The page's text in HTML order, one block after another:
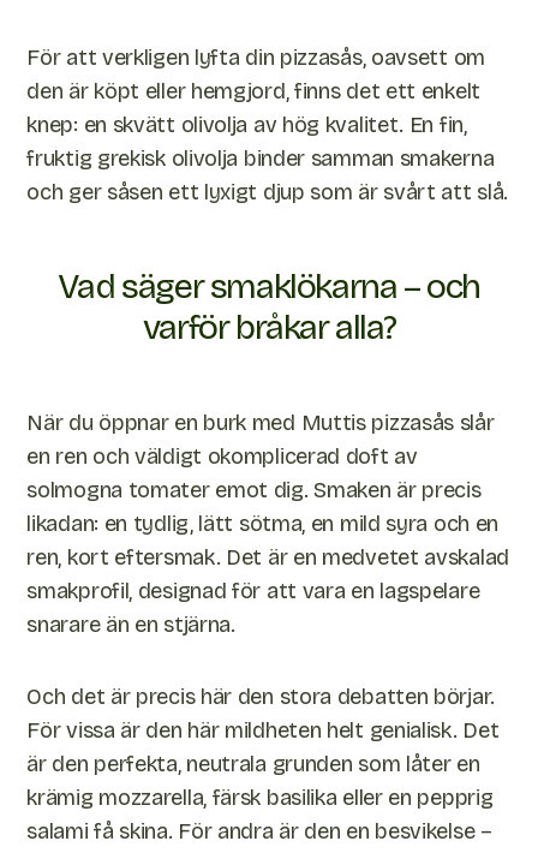
För att verkligen lyfta din pizzasås, oavsett om
den är köpt eller hemgjord, finns det ett enkelt
knep: en skvätt olivolja av hög kvalitet. En fin,
fruktig grekisk olivolja binder samman smakerna
och ger såsen ett lyxigt djup som är svårt att slå.
Vad säger smaklökarna – och
varför bråkar alla?
När du öppnar en burk med Muttis pizzasås slår
en ren och väldigt okomplicerad doft av
solmogna tomater emot dig. Smaken är precis
likadan: en tydlig, lätt sötma, en mild syra och en
ren, kort eftersmak. Det är en medvetet avskalad
smakprofil, designad för att vara en lagspelare
snarare än en stjärna.
Och det är precis här den stora debatten börjar.
För vissa är den här mildheten helt genialisk. Det
är den perfekta, neutrala grunden som låter en
krämig mozzarella, färsk basilika eller en pepprig
salami få skina. För andra är den en besvikelse –